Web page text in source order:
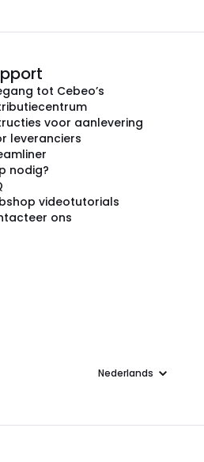
tot Cebeo’s
voor aanlevering
leveranciers
nodig?
videotutorials
ons
Taal